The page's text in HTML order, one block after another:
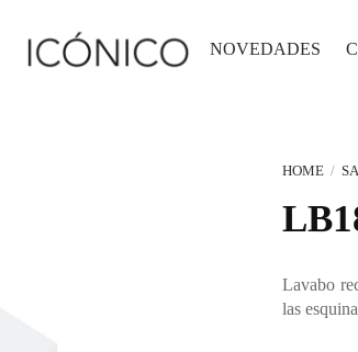
NOVEDADES
HOME /
Lavabo
las